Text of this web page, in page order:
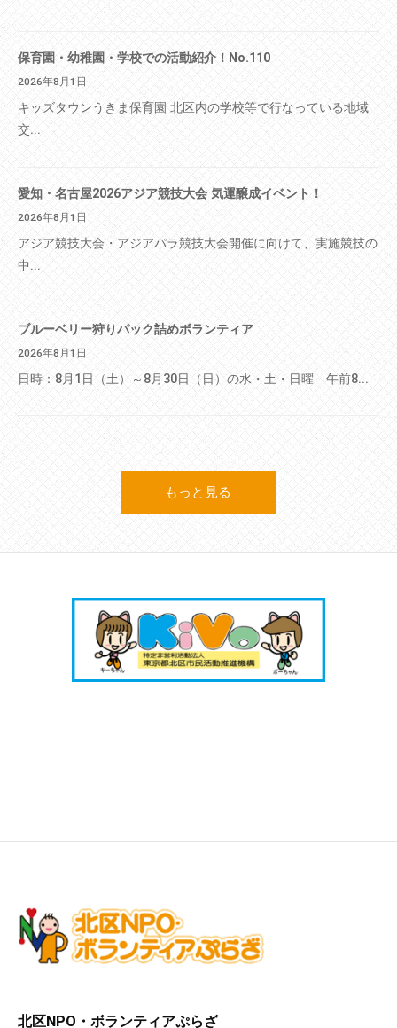
保育園・幼稚園・学校での活動紹介！No.110
2026年8月1日
キッズタウンうきま保育園 北区内の学校等で行なっている地域
交...
愛知・名古屋2026アジア競技大会 気運醸成イベント！
2026年8月1日
アジア競技大会・アジアパラ競技大会開催に向けて、実施競技の
中...
ブルーベリー狩りパック詰めボランティア
2026年8月1日
日時：8月1日（土）～8月30日（日）の水・土・日曜 午前8...
もっと見る
北区NPO・ボランティアぷらざ